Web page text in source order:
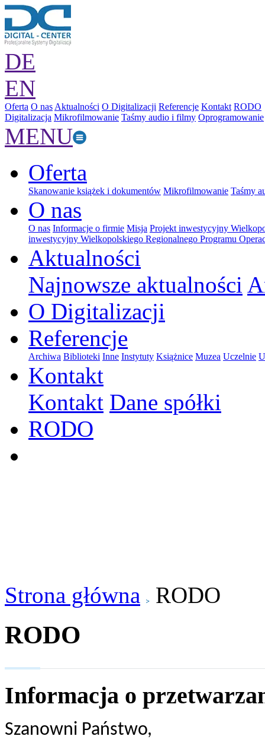
DE
EN
Oferta O nas Aktualności O Digitalizacji Referencje Kontakt RODO
Digitalizacja Mikrofilmowanie Taśmy audio i filmy Oprogramowanie
MENU
Oferta
Skanowanie książek i dokumentów Mikrofilmowanie Taśmy
O nas
O nas Informacje o firmie Misja Projekt inwestycyjny
inwestycyjny Wielkopolskiego Regionalnego Programu
Aktualności
Najnowsze aktualności
O Digitalizacji
Referencje
Archiwa Biblioteki Inne Instytuty Książnice Muzea Uczelnie
Kontakt
Kontakt Dane spółki
RODO
Strona główna RODO
RODO
Informacja o
Szanowni Państwo,